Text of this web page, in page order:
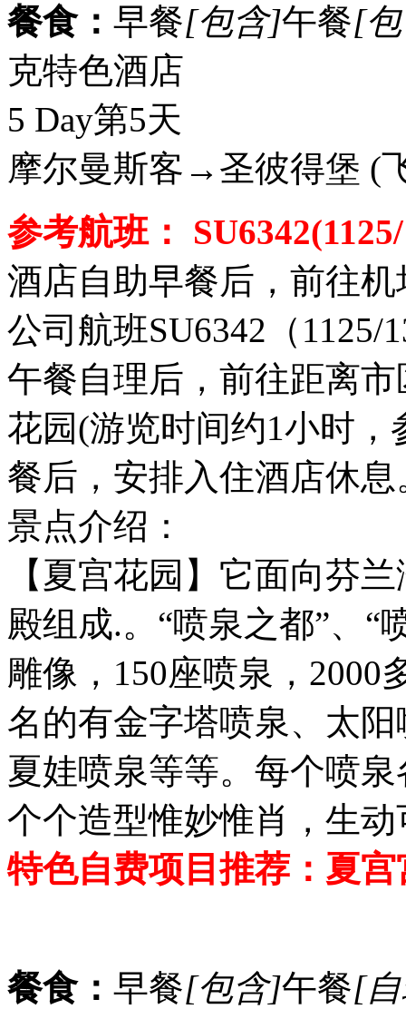
餐食： 早餐[包含]午餐[
克特色酒店
5 Day第5天
摩尔曼斯客→圣彼得堡 (
参考航班：
酒店自助早餐后，前往
公司航班SU6342（
午餐自理后，前往距离
花园(游览时间约1小时
餐后，安排入住酒店休息
景点介绍：
【夏宫花园】它面向芬
殿组成.。“喷泉之都”、“
雕像，150座喷泉，2000
名的有金字塔喷泉、太
夏娃喷泉等等。每个喷
个个造型惟妙惟肖，生
特色自费项目推荐：夏
餐食： 早餐[包含]午餐[